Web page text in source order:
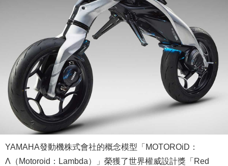
YAMAHA發動機株式會社的概念模型「MOTOROiD：
Λ（Motoroid：Lambda）」榮獲了世界權威設計獎「Red